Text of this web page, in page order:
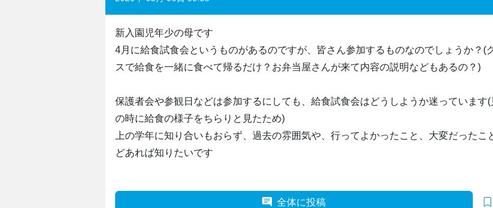
新入園児年少の母です
4月に給食試食会というものがあるのですが、皆さん参加するものなのでしょうか？(
スで給食を一緒に食べて帰るだけ？お弁当屋さんが来て内容の説明などもあるの？)
保護者会や参観日などは参加するにしても、給食試食会はどうしようか迷っています(
の時に給食の様子をちらりと見たため)
上の学年に知り合いもおらず、過去の雰囲気や、行ってよかったこと、大変だったこ
どあれば知りたいです
全体に投稿